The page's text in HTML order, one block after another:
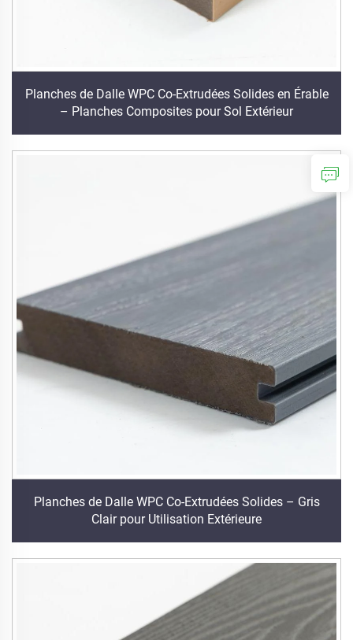
Planches de Dalle WPC Co-Extrudées Solides en Érable
– Planches Composites pour Sol Extérieur
Planches de Dalle WPC Co-Extrudées Solides – Gris
Clair pour Utilisation Extérieure